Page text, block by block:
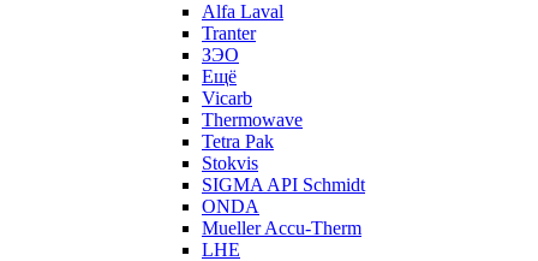
Alfa Laval
Tranter
ЗЭО
Ещё
Vicarb
Thermowave
Tetra Pak
Stokvis
SIGMA API Schmidt
ONDA
Mueller Accu-Therm
LHE